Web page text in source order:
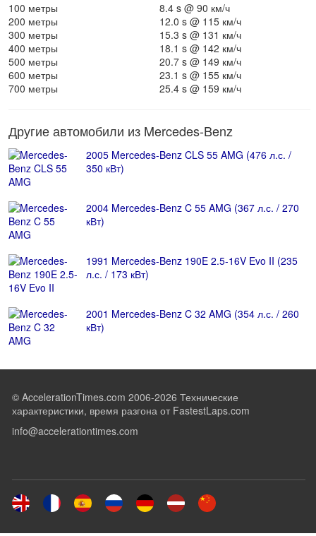
100 метры
8.4 s @ 90 км/ч
200 метры
12.0 s @ 115 км/ч
300 метры
15.3 s @ 131 км/ч
400 метры
18.1 s @ 142 км/ч
500 метры
20.7 s @ 149 км/ч
600 метры
23.1 s @ 155 км/ч
700 метры
25.4 s @ 159 км/ч
Другие автомобили из Mercedes-Benz
2005 Mercedes-Benz CLS 55 AMG (476 л.с. /
350 кВт)
2004 Mercedes-Benz C 55 AMG (367 л.с. / 270
кВт)
1991 Mercedes-Benz 190E 2.5-16V Evo II (235
л.с. / 173 кВт)
2001 Mercedes-Benz C 32 AMG (354 л.с. / 260
кВт)
© AccelerationTimes.com 2006-2026 Технические
характеристики, время разгона от FastestLaps.com
info@accelerationtimes.com